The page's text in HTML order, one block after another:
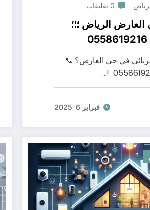
0 تعليقات
الرياض ؛؛؛
في حي العارض؟ 📞
فبراير 6, 2025